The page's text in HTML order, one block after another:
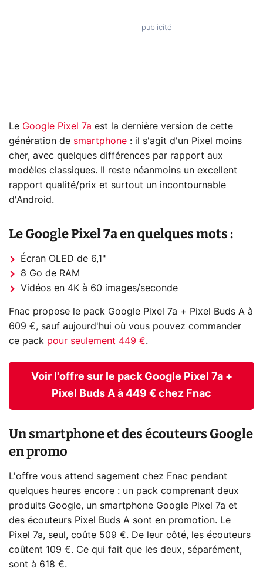
Le Google Pixel 7a est la dernière version de cette
génération de smartphone : il s'agit d'un Pixel moins
cher, avec quelques différences par rapport aux
modèles classiques. Il reste néanmoins un excellent
rapport qualité/prix et surtout un incontournable
d'Android.
Le Google Pixel 7a en quelques mots :
Écran OLED de 6,1"
8 Go de RAM
Vidéos en 4K à 60 images/seconde
Fnac propose le pack Google Pixel 7a + Pixel Buds A à
609 €, sauf aujourd'hui où vous pouvez commander
ce pack pour seulement 449 €.
Voir l'offre sur le pack Google Pixel 7a +
Pixel Buds A à 449 € chez Fnac
Un smartphone et des écouteurs Google
en promo
L'offre vous attend sagement chez Fnac pendant
quelques heures encore : un pack comprenant deux
produits Google, un smartphone Google Pixel 7a et
des écouteurs Pixel Buds A sont en promotion. Le
Pixel 7a, seul, coûte 509 €. De leur côté, les écouteurs
coûtent 109 €. Ce qui fait que les deux, séparément,
sont à 618 €.